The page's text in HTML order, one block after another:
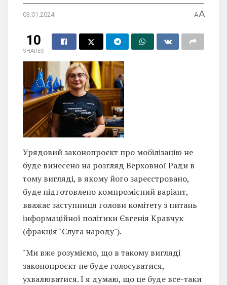
03.01.2024 AA
10
SHARES
Урядовий законопроєкт про мобілізацію не
буде винесено на розгляд Верховної Ради в
тому вигляді, в якому його зареєстровано,
буде підготовлено компромісний варіант,
вважає заступниця голови комітету з питань
інформаційної політики Євгенія Кравчук
(фракція "Слуга народу").
"Ми вже розуміємо, що в такому вигляді
законопроєкт не буде голосуватися,
ухвалюватися. І я думаю, що це буде все-таки